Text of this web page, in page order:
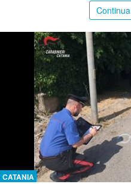
CATANIA